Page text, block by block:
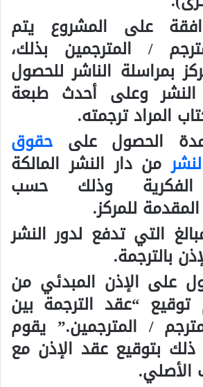
على المشروع يتم
/ المترجمين بذلك،
بمراسلة الناشر للحصول
وعلى أحدث طبعة
المراد ترجمته.
الحصول على حقوق
من دار النشر المالكة
الفكرية وذلك حسب
للمركز.
التي تدفع لدور النشر
بالترجمة.
على الإذن المبدئي من
توقيع “عقد الترجمة بين
/ المترجمين.” يقوم
ذلك بتوقيع عقد الإذن مع
الأصلي.